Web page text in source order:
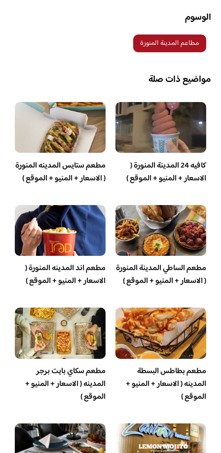
الوسوم
مطاعم المدينة المنورة
مواضيع ذات صلة
كافيه 24 المدينة المنورة (
الاسعار + المنيو + الموقع )
مطعم ستايس المدينه المنورة
( الاسعار + المنيو + الموقع )
مطعم الساطي المدينة المنورة
( الاسعار + المنيو + الموقع )
مطعم اند المدينه المنورة (
الاسعار + المنيو + الموقع )
مطعم بطاطس البسطة
المدينه ( الاسعار + المنيو +
الموقع )
مطعم سكاي بايت برجر
المدينه ( الاسعار + المنيو +
الموقع )